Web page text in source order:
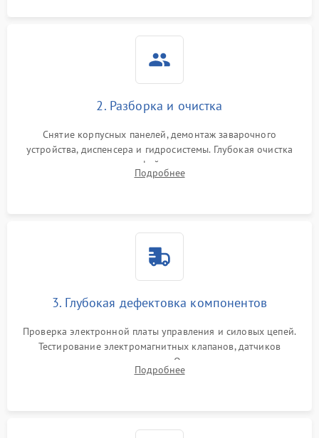
2. Разборка и очистка
Снятие корпусных панелей, демонтаж заварочного
устройства, диспенсера и гидросистемы. Глубокая очистка
внутренних узлов от кофейных масел, жмыха и накипи.
Промывка дренажных каналов и фильтров с использованием
Подробнее
3. Глубокая дефектовка компонентов
Проверка электронной платы управления и силовых цепей.
Тестирование электромагнитных клапанов, датчиков
температуры и расходомера. Оценка степени износа
жерновов кофемолки, уплотнительных колец гидросистемы
Подробнее